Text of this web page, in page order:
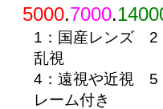
5000.7000.
1 ：国産レンズ 2
乱視
4 ：遠視や近視 5
レーム付き